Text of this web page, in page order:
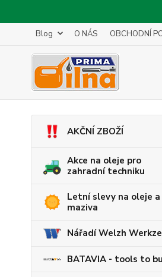
Blog O NÁS OBCHODNÍ
AKČNÍ ZBOŽÍ
Akce na oleje pro
zahradní techniku
Letní slevy na oleje a
maziva
Nářadí Welzh
BATAVIA - tools to